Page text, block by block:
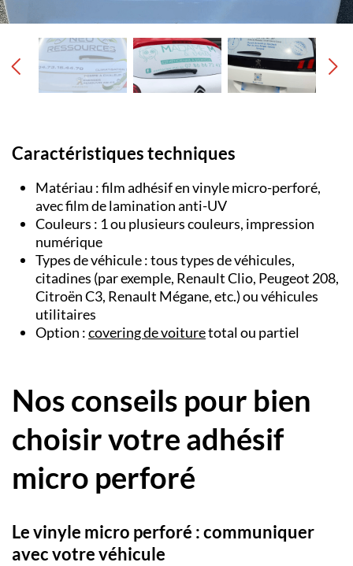
Caractéristiques techniques
Matériau : film adhésif en vinyle micro-perforé,
avec film de lamination anti-UV
Couleurs : 1 ou plusieurs couleurs, impression
numérique
Types de véhicule : tous types de véhicules,
citadines (par exemple, Renault Clio, Peugeot 208,
Citroën C3, Renault Mégane, etc.) ou véhicules
utilitaires
Option :covering de voituretotal ou partiel
Nos conseils pour bien
choisir votre adhésif
micro perforé
Le vinyle micro perforé : communiquer
avec votre véhicule